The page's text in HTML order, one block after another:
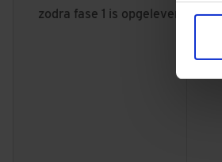
zodra fase 1 is opgeleverd.